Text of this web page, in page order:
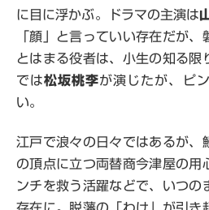
に目に浮かぶ。ドラマの主演は
「顔」と言っていい存在だが、
とはまる役者は、小生の知る限
では松坂桃李が演じたが、ピ
い。
江戸で浪々の日々ではあるが、
の頂点に立つ両替商今津屋の用
ンチを救う活躍などで、いつの